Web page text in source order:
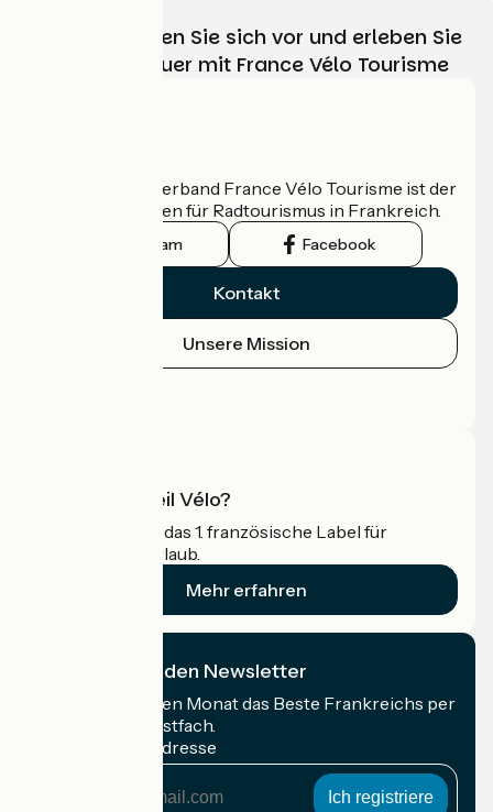
Wählen, bereiten Sie sich vor und erleben Sie
Ihr Radabenteuer mit France Vélo Tourisme
Der nationale Verband France Vélo Tourisme ist der
offizielle Leitfaden für Radtourismus in Frankreich.
Instagram Facebook
Kontakt
Unsere Mission
Was ist Accueil Vélo?
Accueil Vélo ist das 1. französische Label für
Radfahrer im Urlaub.
Mehr erfahren
Ich abonniere den Newsletter
Erhalten Sie jeden Monat das Beste Frankreichs per
Rad in Ihrem Postfach.
Meine E-Mail-Adresse